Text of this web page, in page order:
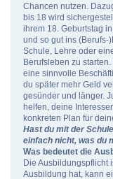
Chancen nutzen.
bis 18 wird
ihrem 18. Geburtstag
und so gut ins (Berufs-
Schule, Lehre oder
Berufsleben zu
eine sinnvolle
du später mehr Geld
gesünder und länger.
helfen, deine
konkreten Plan für
Hast du mit der
einfach nicht, was du
Was bedeutet die
Die Ausbildungspflicht
Ausbildung hat, kann